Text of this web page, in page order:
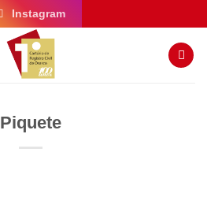
Instagram
Piquete